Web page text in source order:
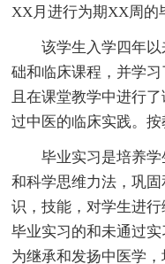
XX月进行为期XX周的
该学生入学四年
础和临床课程，并学
且在课堂教学中进行
过中医的临床实践。按
毕业实习是培养
和科学思维力法，巩
识，技能，对学生进
毕业实习的和未通过实
为继承和发扬中医学